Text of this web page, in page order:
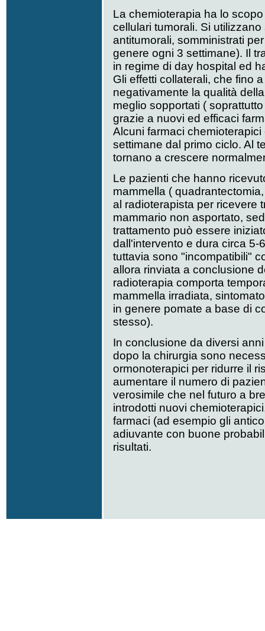
La chemioterapia ha lo
cellulari tumorali. Si
antitumorali, somministrati
genere ogni 3 settimane). Il
in regime di day hospital ed
Gli effetti collaterali, che fino
negativamente la qualità
meglio sopportati (
grazie a nuovi ed efficaci
Alcuni farmaci
settimane dal primo ciclo. Al
tornano a crescere
Le pazienti che hanno
mammella (
al radioterapista per ricevere
mammario non asportato,
trattamento può essere
dall'intervento e dura circa 5-
tuttavia sono "incompatibili"
allora rinviata a conclusione
radioterapia comporta
mammella irradiata,
in genere pomate a base di
stesso).
In conclusione da diversi
dopo la chirurgia sono
ormonoterapici per ridurre il
aumentare il numero di
verosimile che nel futuro a
introdotti nuovi
farmaci (ad esempio gli
adiuvante con buone
risultati.